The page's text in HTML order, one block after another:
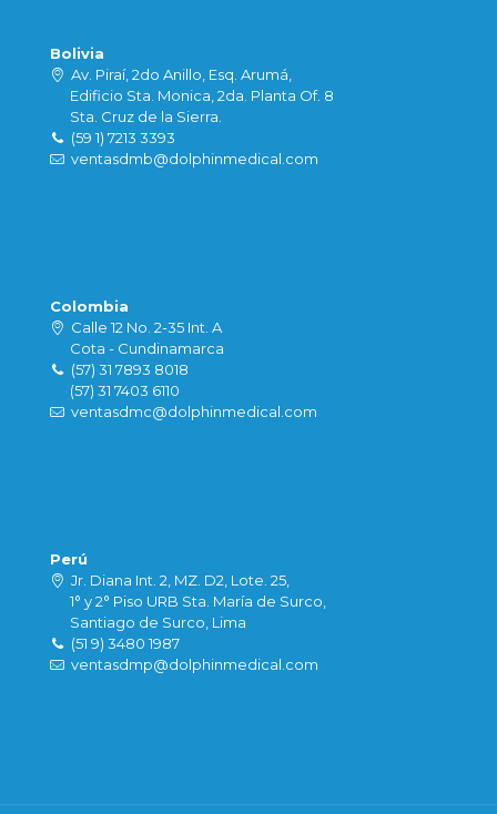
Bolivia
Av. Piraí, 2do Anillo, Esq. Arumá,
Edificio Sta. Monica, 2da. Planta Of. 8
Sta. Cruz de la Sierra.
(59 1) 7213 3393
ventasdmb@dolphinmedical.com
Colombia
Calle 12 No. 2-35 Int. A
Cota - Cundinamarca
(57) 31 7893 8018
(57) 31 7403 6110
ventasdmc@dolphinmedical.com
Perú
Jr. Diana Int. 2, MZ. D2, Lote. 25,
1° y 2° Piso URB Sta. María de Surco,
Santiago de Surco, Lima
(51 9) 3480 1987
ventasdmp@dolphinmedical.com